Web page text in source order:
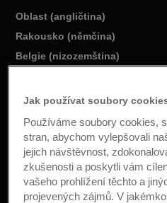
Oblast (angličtina)
Rakousko (němčina)
Belgie (nizozemština)
Česká republika (čeština)
Francie (francouzština)
Německo (němčina)
Maďarsko (maďarština)
Itálie (italština)
Jak používat soubory
Používáme soubory cookies,
stran, abychom vylepšovali
jejich návštěvnost,
zkušenosti a poskytli vám
vašeho prohlížení těchto a
projevených zájmů. V